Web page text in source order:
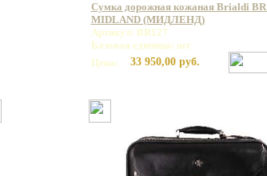
Сумка дорожная кожаная Brialdi
MIDLAND (МИДЛЕНД)
Артикул: BR127
Базовая единица: шт
Цена:
33 950,00 руб.